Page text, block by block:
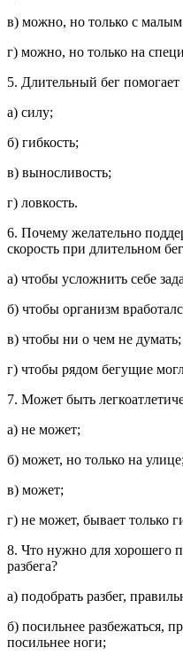
в) можно, но только с
г) можно, но только на
5. Длительный бег помогает
а) силу;
б) гибкость;
в) выносливость;
г) ловкость.
6. Почему желательно
скорость при длительном
а) чтобы усложнить себе
б) чтобы организм
в) чтобы ни о чем не думать;
г) чтобы рядом бегущие
7. Может быть
а) не может;
б) может, но только на улице;
в) может;
г) не может, бывает только
8. Что нужно для хорошего
разбега?
а) подобрать разбег,
б) посильнее разбежаться,
посильнее ноги;